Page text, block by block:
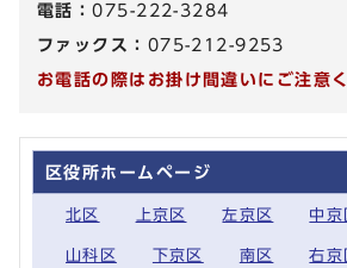
電話：075-222-3284
ファックス： 075-212-9253
お電話の際はお掛け間違いにご注意
区役所ホームページ
北区 上京区 左京区 中京
山科区 下京区 南区 右京